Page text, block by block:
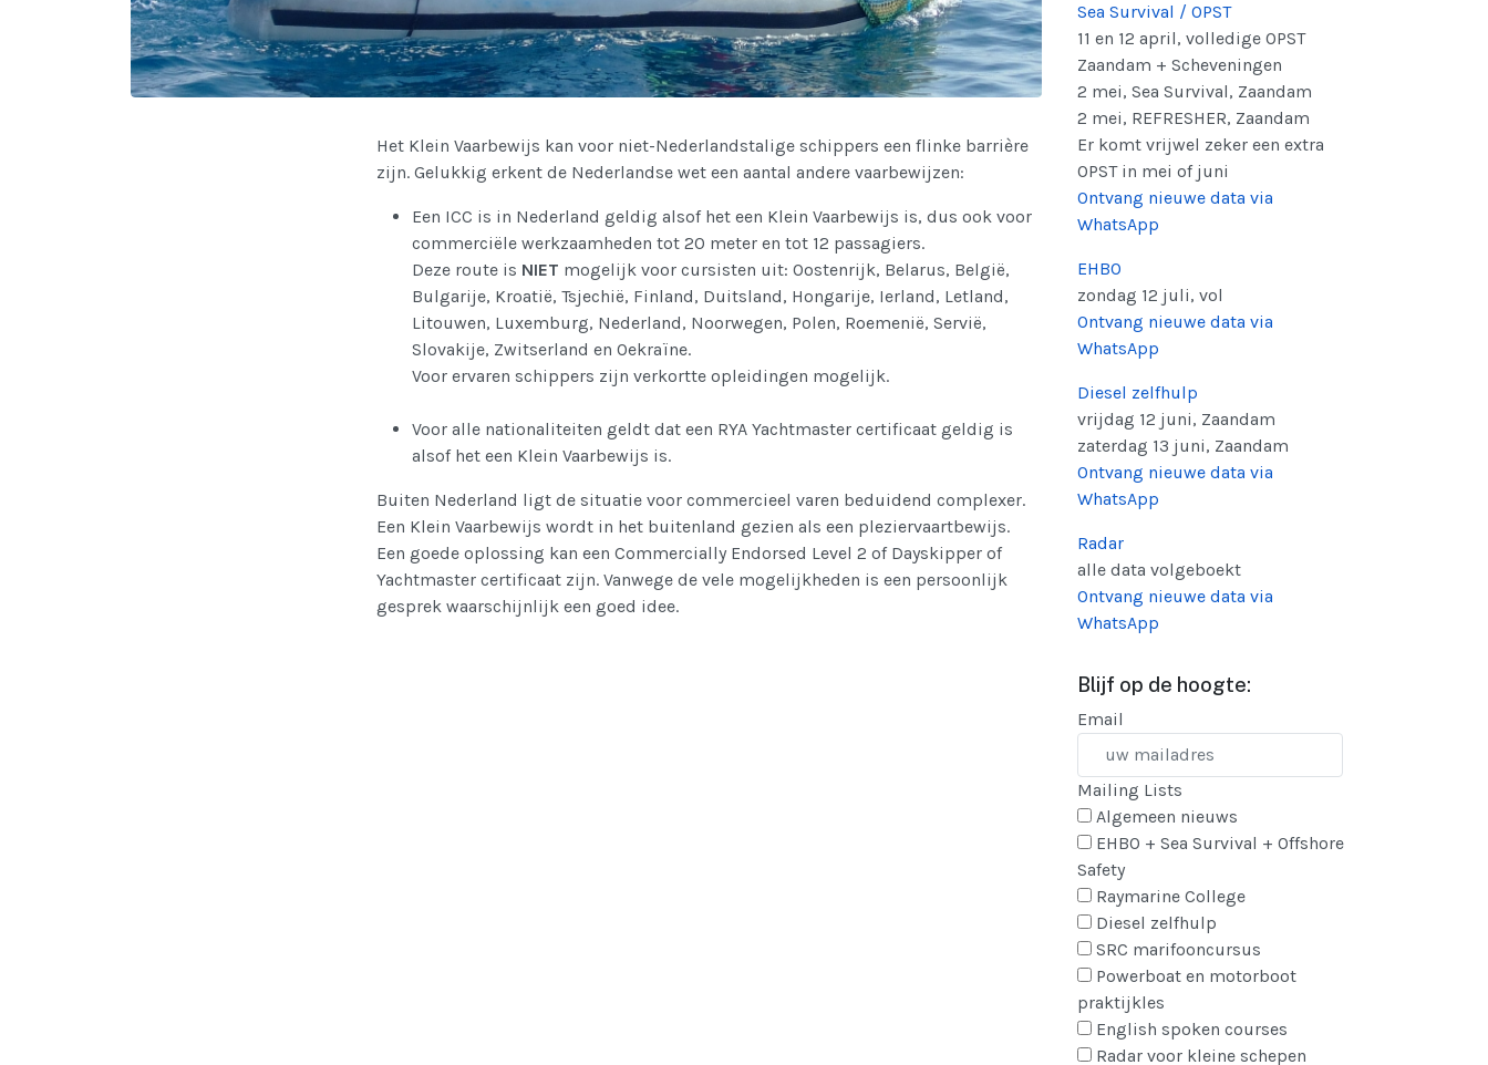
Het Klein Vaarbewijs kan voor niet-Nederlandstalige schippers een flinke barrière
zijn. Gelukkig erkent de Nederlandse wet een aantal andere vaarbewijzen:
Een ICC is in Nederland geldig alsof het een Klein Vaarbewijs is, dus ook voor
commerciële werkzaamheden tot 20 meter en tot 12 passagiers.
Deze route is NIET mogelijk voor cursisten uit: Oostenrijk, Belarus, België,
Bulgarije, Kroatië, Tsjechië, Finland, Duitsland, Hongarije, Ierland, Letland,
Litouwen, Luxemburg, Nederland, Noorwegen, Polen, Roemenië, Servië,
Slovakije, Zwitserland en Oekraïne.
Voor ervaren schippers zijn verkortte opleidingen mogelijk.
Voor alle nationaliteiten geldt dat een RYA Yachtmaster certificaat geldig is
alsof het een Klein Vaarbewijs is.
Buiten Nederland ligt de situatie voor commercieel varen beduidend complexer.
Een Klein Vaarbewijs wordt in het buitenland gezien als een pleziervaartbewijs.
Een goede oplossing kan een Commercially Endorsed Level 2 of Dayskipper of
Yachtmaster certificaat zijn. Vanwege de vele mogelijkheden is een persoonlijk
gesprek waarschijnlijk een goed idee.
Sea Survival / OPST
11 en 12 april, volledige OPST
Zaandam + Scheveningen
2 mei, Sea Survival, Zaandam
2 mei, REFRESHER, Zaandam
Er komt vrijwel zeker een extra
OPST in mei of juni
Ontvang nieuwe data via
WhatsApp
EHBO
zondag 12 juli, vol
Ontvang nieuwe data via
WhatsApp
Diesel zelfhulp
vrijdag 12 juni, Zaandam
zaterdag 13 juni, Zaandam
Ontvang nieuwe data via
WhatsApp
Radar
alle data volgeboekt
Ontvang nieuwe data via
WhatsApp
Blijf op de hoogte:
Email
Mailing Lists
Algemeen nieuws
EHBO + Sea Survival + Offshore
Safety
Raymarine College
Diesel zelfhulp
SRC marifooncursus
Powerboat en motorboot
praktijkles
English spoken courses
Radar voor kleine schepen